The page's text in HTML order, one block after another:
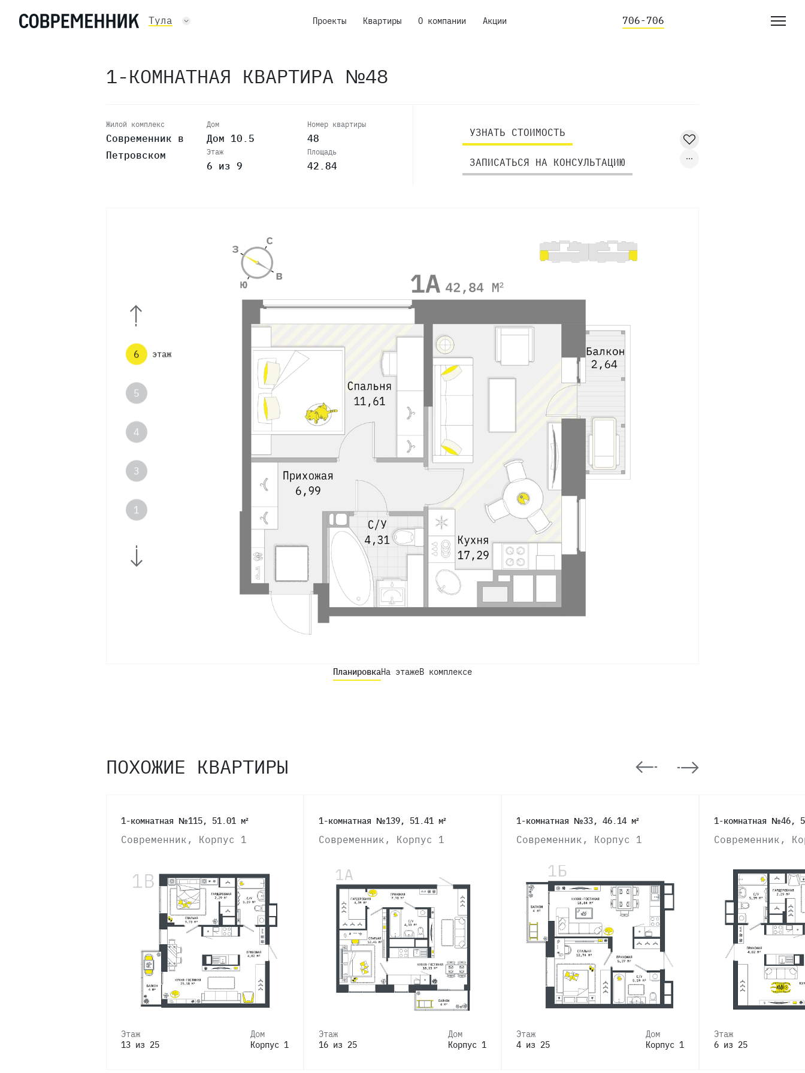
Тула Проекты Квартиры О компании Акции 706-706
1-КОМНАТНАЯ КВАРТИРА №48
Жилой комплекс
Современник в
Петровском
Дом
Дом 10.5
Этаж
6 из 9
Номер квартиры
48
Площадь
42.84
УЗНАТЬ СТОИМОСТЬ
ЗАПИСАТЬСЯ НА КОНСУЛЬТАЦИЮ
7
6 этаж
5
4
3
1
ПланировкаНа этажеВ комплексе
ПОХОЖИЕ КВАРТИРЫ
1-комнатная №115, 51.01 м²
Современник, Корпус 1
Этаж
13 из 25
Дом
Корпус 1
1-комнатная №139, 51.41 м²
Современник, Корпус 1
Этаж
16 из 25
Дом
Корпус 1
1-комнатная №33, 46.14 м²
Современник, Корпус 1
Этаж
4 из 25
Дом
Корпус 1
1-комнатная №46,
Современник,
Этаж
6 из 25